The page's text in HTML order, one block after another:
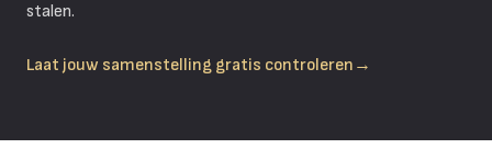
stalen.
Laat jouw samenstelling gratis controleren →